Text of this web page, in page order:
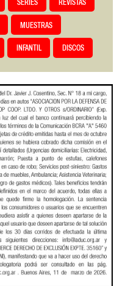
SERIES REVISTAS
MUESTRAS
INFANTIL DISCOS